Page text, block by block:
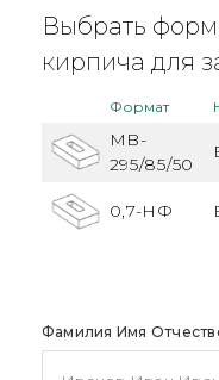
Выбрать
кирпича для
Формат
MB-
295/85/50
0,7-НФ
Фамилия Имя